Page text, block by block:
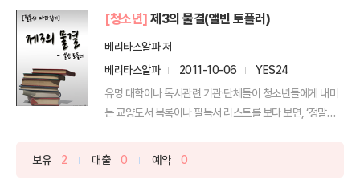
[청소년] 제3의 물결(앨빈 토플러)
베리타스알파 저
베리타스알파
2011-10-06
YES24
유명 대학이나 독서관련 기관·단체들이 청소년들에게 내미
는 교양도서 목록이나 필독서 리스트를 보다 보면, ‘정말로
보유 2 대출 0 예약 0